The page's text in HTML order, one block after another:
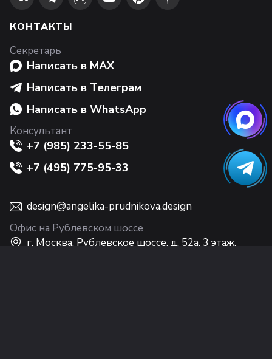
КОНТАКТЫ
Секретарь
Написать в MAX
Написать в Телеграм
Написать в WhatsApp
Консультант
+7 (985) 233-55-85
+7 (495) 775-95-33
design@angelika-prudnikova.design
Офис на Рублевском шоссе
г. Москва, Рублевское шоссе, д. 52а, 3 этаж,